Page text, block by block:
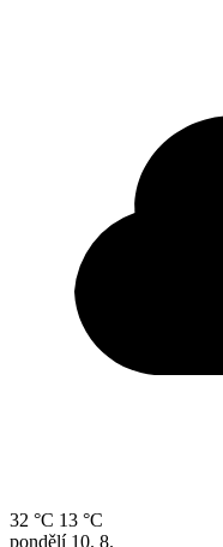
32 °C 13 °C
pondělí 10. 8.